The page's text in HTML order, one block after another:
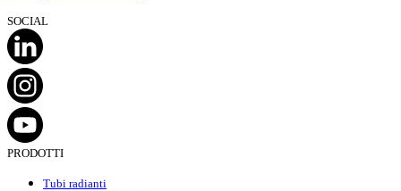
SOCIAL
PRODOTTI
Tubi radianti